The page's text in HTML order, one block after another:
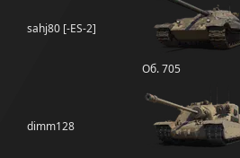
sahj80 [-ES-2]
Об. 705
dimm128